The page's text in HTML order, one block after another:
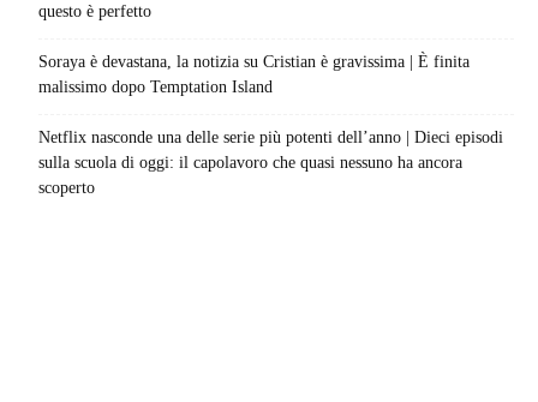
questo è perfetto
Soraya è devastana, la notizia su Cristian è gravissima | È finita
malissimo dopo Temptation Island
Netflix nasconde una delle serie più potenti dell’anno | Dieci episodi
sulla scuola di oggi: il capolavoro che quasi nessuno ha ancora
scoperto